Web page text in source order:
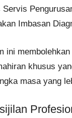
Servis
Imbasan
ini
khusus
masa yang